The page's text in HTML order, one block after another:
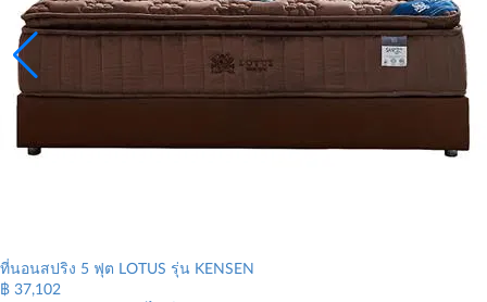
ที่นอนสปริง 5 ฟุต LOTUS รุ่น KENSEN
฿ 37,102